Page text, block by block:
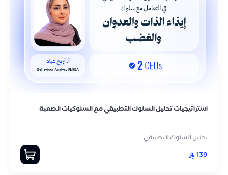
استراتيجيات تحليل السلوك التطبيقي مع السلوكيات الصعبة
تحليل السلوك التطبيقي
139